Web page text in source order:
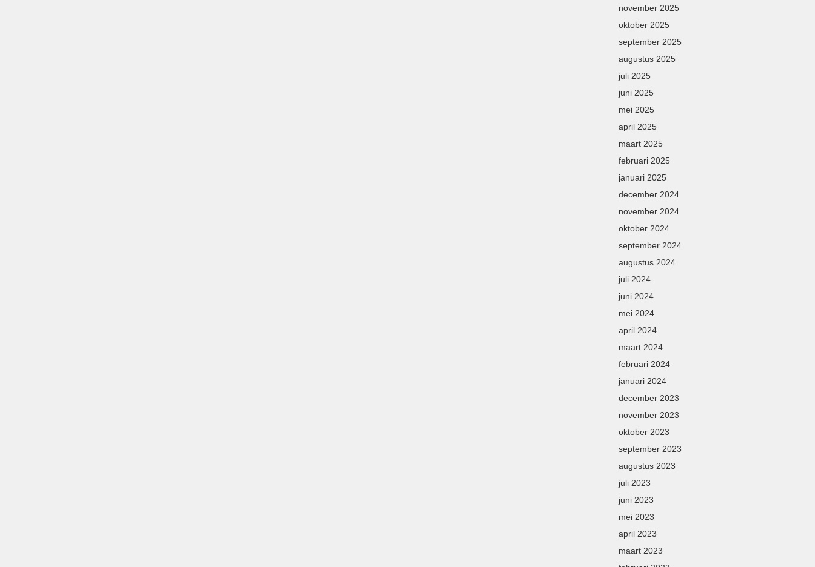
november 2025
oktober 2025
september 2025
augustus 2025
juli 2025
juni 2025
mei 2025
april 2025
maart 2025
februari 2025
januari 2025
december 2024
november 2024
oktober 2024
september 2024
augustus 2024
juli 2024
juni 2024
mei 2024
april 2024
maart 2024
februari 2024
januari 2024
december 2023
november 2023
oktober 2023
september 2023
augustus 2023
juli 2023
juni 2023
mei 2023
april 2023
maart 2023